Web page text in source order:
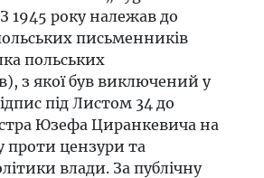
1945 року належав до
письменників
польських
з якої був виключений у
під Листом 34 до
Юзефа Циранкевича на
проти цензури та
влади. За публічну